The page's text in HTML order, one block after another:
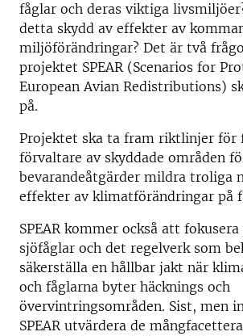
fåglar och deras viktiga
detta skydd av effekter av
miljöförändringar? Det är två
projektet SPEAR (Scenarios for
European Avian Redistributions)
på.
Projektet ska ta fram riktlinjer för
förvaltare av skyddade områden
bevarandeåtgärder mildra troliga
effekter av klimatförändringar på
SPEAR kommer också att
sjöfåglar och det regelverk som
säkerställa en hållbar jakt när
och fåglarna byter häcknings och
övervintringsområden. Sist, men
SPEAR utvärdera de